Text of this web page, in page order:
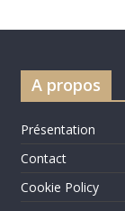
A propos
Présentation
Contact
Cookie Policy